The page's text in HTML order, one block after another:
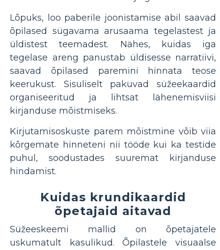
Lõpuks, loo paberile joonistamise abil saavad
õpilased sügavama arusaama tegelastest ja
üldistest teemadest. Nähes, kuidas iga
tegelase areng panustab üldisesse narratiivi,
saavad õpilased paremini hinnata teose
keerukust. Sisuliselt pakuvad süžeekaardid
organiseeritud ja lihtsat lähenemisviisi
kirjanduse mõistmiseks.
Kirjutamisoskuste parem mõistmine võib viia
kõrgemate hinneteni nii tööde kui ka testide
puhul, soodustades suuremat kirjanduse
hindamist.
Kuidas krundikaardid
õpetajaid aitavad
Süžeeskeemi mallid on õpetajatele
uskumatult kasulikud. Õpilastele visuaalse